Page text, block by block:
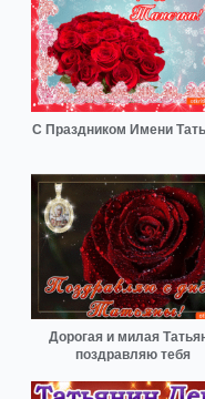
С Праздником Имени
Дорогая и милая
поздравляю тебя